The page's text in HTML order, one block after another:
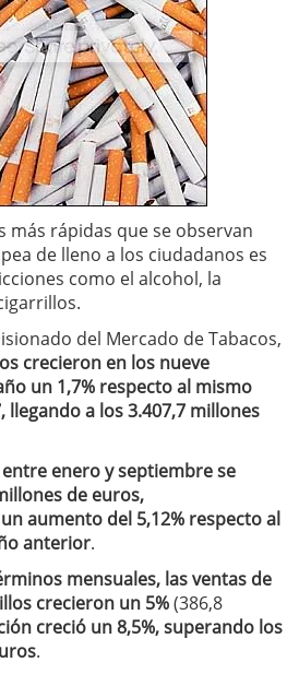
más rápidas que se observan
de lleno a los ciudadanos es
como el alcohol, la
del Mercado de Tabacos,
crecieron en los nueve
un 1,7% respecto al mismo
llegando a los 3.407,7 millones
enero y septiembre se
de euros,
aumento del 5,12% respecto al
anterior.
mensuales, las ventas de
crecieron un 5%(386,8
creció un 8,5%, superando los
.